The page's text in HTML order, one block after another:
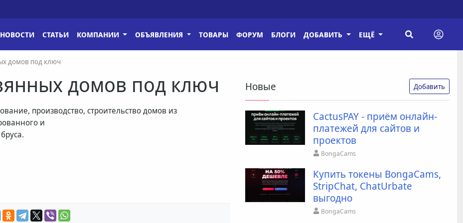
НОВОСТИ СТАТЬИ КОМПАНИИ ОБЪЯВЛЕНИЯ ТОВАРЫ ФОРУМ БЛОГИ ДОБАВИТЬ ЕЩЁ
домов под ключ
домов под ключ
производство, строительство домов из
и
Новые Добавить
CactusPAY - приём онлайн-
платежей для сайтов и
проектов
BongaCams
Купить токены BongaCams,
StripChat, ChatUrbate
выгодно
BongaCams